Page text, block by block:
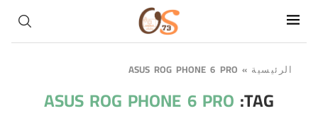
الرئيسية »
ASUS ROG PHONE 6 PRO
TAG:
ASUS ROG PHONE 6 PRO